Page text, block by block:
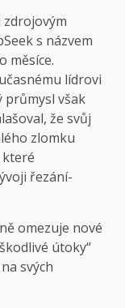
zdrojovým
s názvem
měsíce.
lídrovi
průmysl však
že svůj
zlomku
které
řezání-
omezuje nové
útoky“
svých